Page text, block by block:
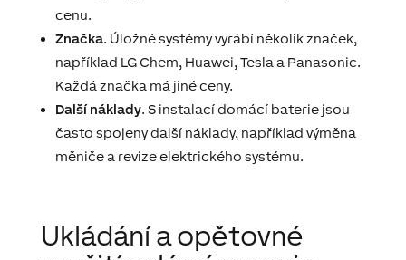
cenu.
Značka. Úložné systémy vyrábí několik značek,
například LG Chem, Huawei, Tesla a Panasonic.
Každá značka má jiné ceny.
Další náklady. S instalací domácí baterie jsou
často spojeny další náklady, například výměna
měniče a revize elektrického systému.
Ukládání a opětovné